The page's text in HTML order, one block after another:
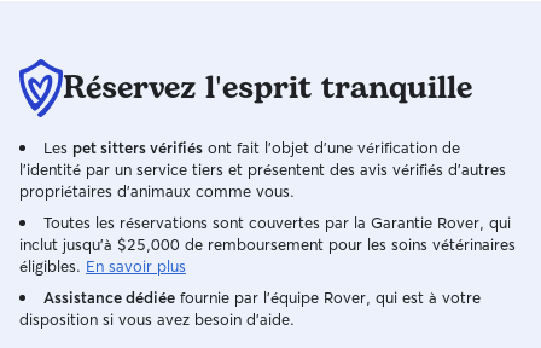
Réservez l'esprit tranquille
Les pet sitters vérifiés ont fait l'objet d'une vérification de
l'identité par un service tiers et présentent des avis vérifiés d'autres
propriétaires d'animaux comme vous.
Toutes les réservations sont couvertes par la Garantie Rover, qui
inclut jusqu'à $25,000 de remboursement pour les soins vétérinaires
éligibles. En savoir plus
Assistance dédiée fournie par l'équipe Rover, qui est à votre
disposition si vous avez besoin d'aide.